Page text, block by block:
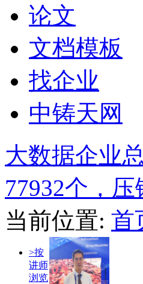
论文
文档模板
找企业
中铸天网
大数据企业
77932个，压
当前位置: 首
>按
讲师
浏览